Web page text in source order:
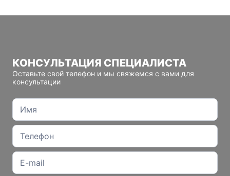
КОНСУЛЬТАЦИЯ СПЕЦИАЛИСТА
Оставьте свой телефон и мы свяжемся с вами для
консультации